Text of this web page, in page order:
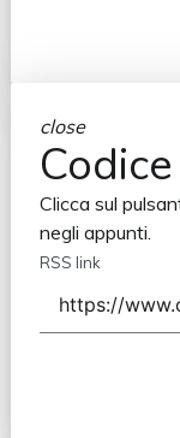
close
Clicca sul
negli appunti.
RSS link